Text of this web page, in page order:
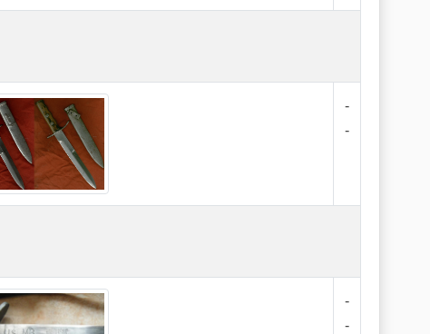
-
-
-
-